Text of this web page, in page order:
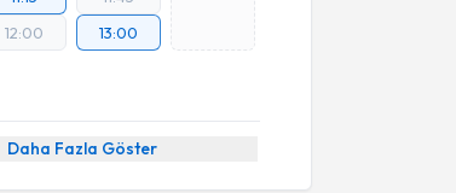
12:00
13:00
Daha Fazla Göster